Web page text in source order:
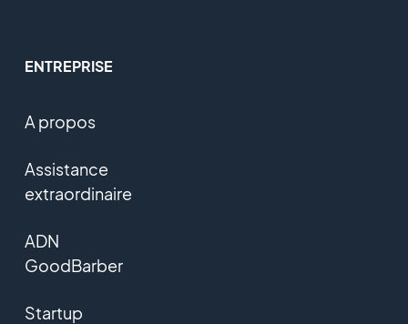
ENTREPRISE
A propos
Assistance
extraordinaire
ADN
GoodBarber
Startup